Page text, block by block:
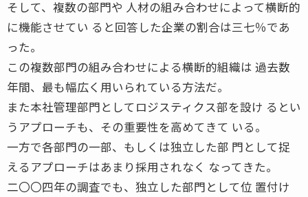
そして、複数の部門や 人材の組み合わせによって横断的
に機能させてい ると回答した企業の割合は三七％であ
った。
この複数部門の組み合わせによる横断的組織は 過去数
年間、最も幅広く用いられている方法だ。
また本社管理部門としてロジスティクス部を設け るとい
うアプローチも、その重要性を高めてきて いる。
一方で各部門の一部、もしくは独立した部 門として捉
えるアプローチはあまり採用されなく なってきた。
二〇〇四年の調査でも、独立した部門として位 置付け